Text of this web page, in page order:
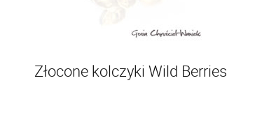
Złocone kolczyki Wild Berries